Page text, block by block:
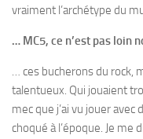
vraiment l’archétype du
… MC5, ce n’est pas loin
… ces bucherons du rock,
talentueux. Qui jouaient
mec que j’ai vu jouer avec
choqué à l’époque. Je me